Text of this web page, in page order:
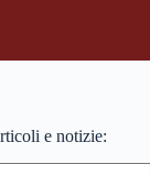
e notizie: